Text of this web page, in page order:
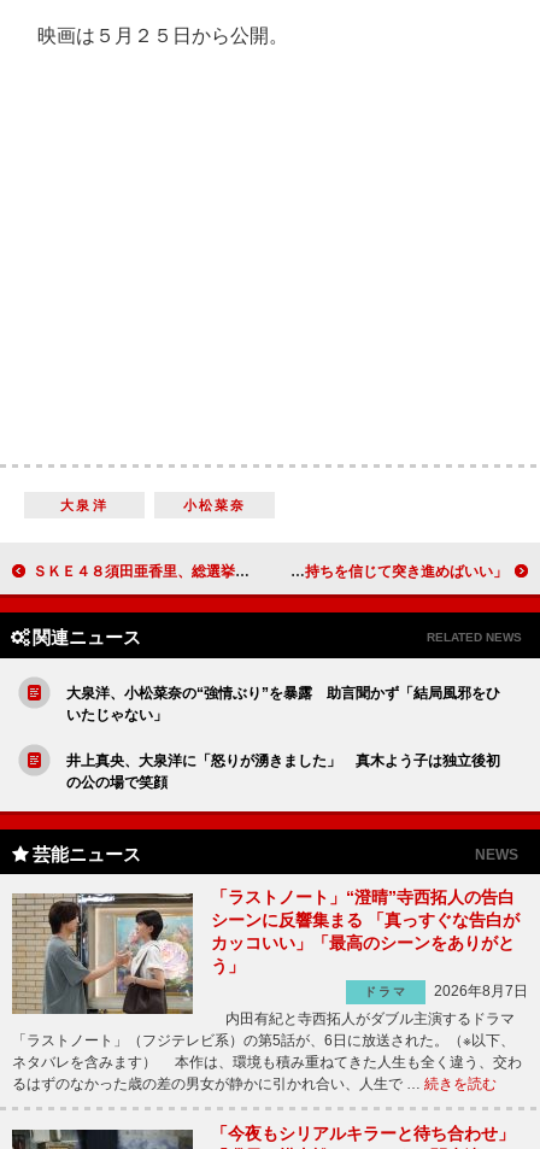
映画は５月２５日から公開。
大泉洋 小松菜奈
ＳＫＥ４８須田亜香里、総選挙は「１位争いに踏み込みたい」 先輩・松井珠理奈との“ガチ”の戦いを宣言 ３０歳を迎える戸田恵梨香、結婚観を語る 「自分の気持ちを信じて突き進めばいい」
関連ニュース RELATED NEWS
大泉洋、小松菜奈の“強情ぶり”を暴露 助言聞かず「結局風邪をひ
いたじゃない」
井上真央、大泉洋に「怒りが湧きました」 真木よう子は独立後初
の公の場で笑顔
芸能ニュース NEWS
「ラストノート」“澄晴”寺西拓人の告白
シーンに反響集まる 「真っすぐな告白が
カッコいい」「最高のシーンをありがと
う」
ドラマ
2026年8月7日
内田有紀と寺西拓人がダブル主演するドラマ
「ラストノート」（フジテレビ系）の第5話が、6日に放送された。（※以下、
ネタバレを含みます） 本作は、環境も積み重ねてきた人生も全く違う、交わ
るはずのなかった歳の差の男女が静かに引かれ合い、人生で … 続きを読む
「今夜もシリアルキラーと待ち合わせ」